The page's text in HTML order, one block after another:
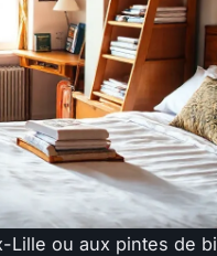
Lille ou aux pintes de